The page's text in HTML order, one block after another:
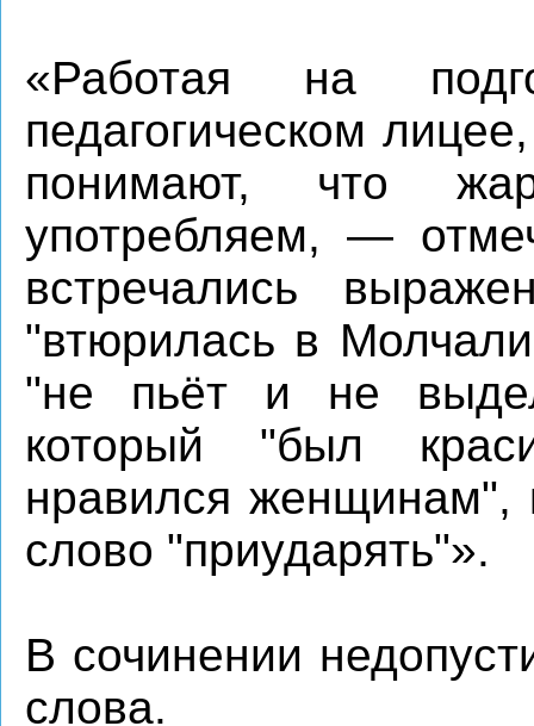
«Работая на
педагогическом
понимают, что
употребляем, —
встречались
"втюрилась в
"не пьёт и не
который "был
нравился женщинам",
слово "приударять"».
В сочинении
слова.